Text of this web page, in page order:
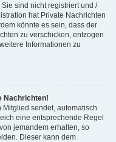
sind nicht registriert und /
hat Private Nachrichten
könnte es sein, dass der
zu verschicken, entzogen
Informationen zu
Nachrichten!
sendet, automatisch
eine entsprechende Regel
jemandem erhalten, so
Dieser kann dem